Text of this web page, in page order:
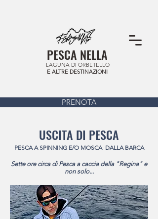
PESCA NELLA
LAGUNA DI ORBETELLO
E ALTRE DESTINAZIONI
PRENOTA
USCITA DI PESCA
PESCA A SPINNING E/O MOSCA DALLA BARCA
Sette ore circa di Pesca a caccia della "Regina" e
non solo...